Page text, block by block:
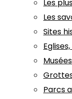
Les
Les
Sites
Parcs